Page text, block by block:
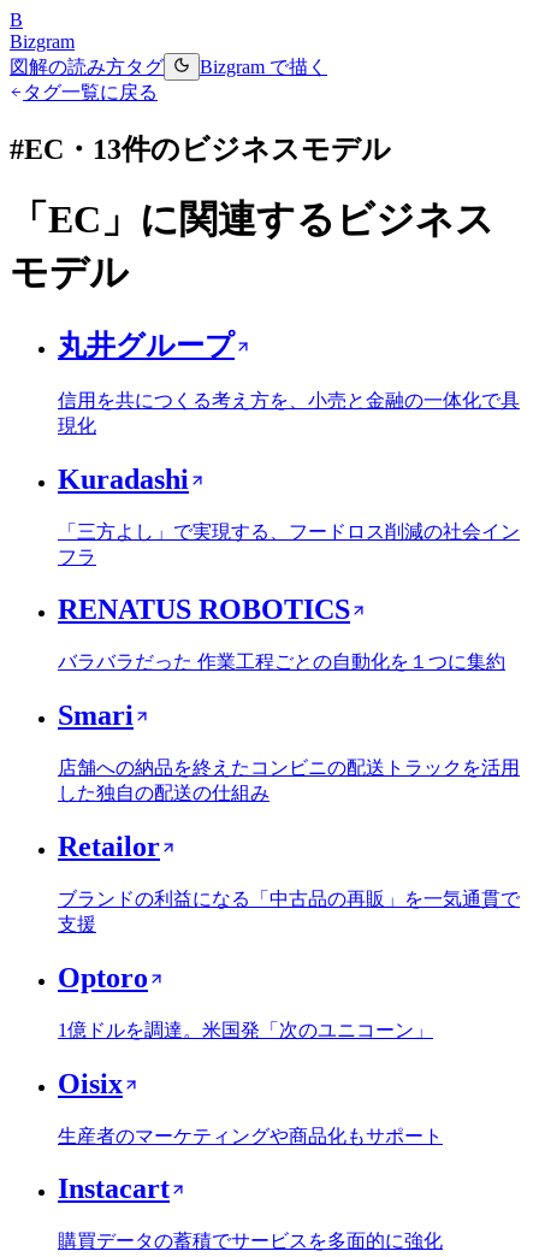
B
Bizgram
図解の読み方タグ
Bizgram で描く
タグ一覧に戻る
#EC ・ 13件のビジネスモデル
「 EC 」に関連するビジネス
モデル
丸井グループ
信用を共につくる考え方を、小売と金融の一体化で具
現化
Kuradashi
「三方よし」で実現する、フードロス削減の社会イン
フラ
RENATUS ROBOTICS
バラバラだった 作業工程ごとの自動化を１つに集約
Smari
店舗への納品を終えたコンビニの配送トラックを活用
した独自の配送の仕組み
Retailor
ブランドの利益になる「中古品の再販」を一気通貫で
支援
Optoro
1億ドルを調達。米国発「次のユニコーン」
Oisix
生産者のマーケティングや商品化もサポート
Instacart
購買データの蓄積でサービスを多面的に強化